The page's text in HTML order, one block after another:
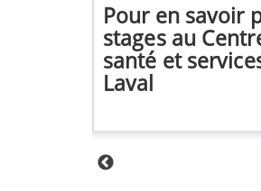
Pour en savoir
stages au
santé et
Laval